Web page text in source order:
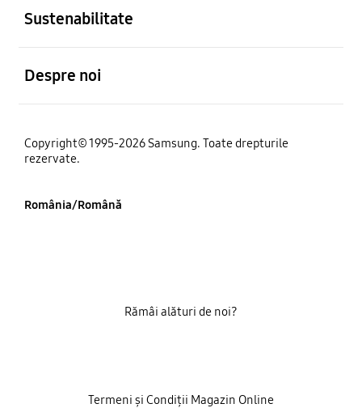
Sustenabilitate
Despre noi
Copyright© 1995-2026 Samsung. Toate drepturile
rezervate.
România/Română
Termeni și Condiții Magazin Online
Rămâi alături de noi?